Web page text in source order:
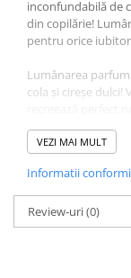
inconfundabilă de
din copilărie!
pentru orice
Lumânarea
cola și cireșe dulci!
suculentă. Un duo
Note de mijloc:
Note de bază:
Durata de ardere a
VEZI MAI MULT
Informatii
Review-uri(0)